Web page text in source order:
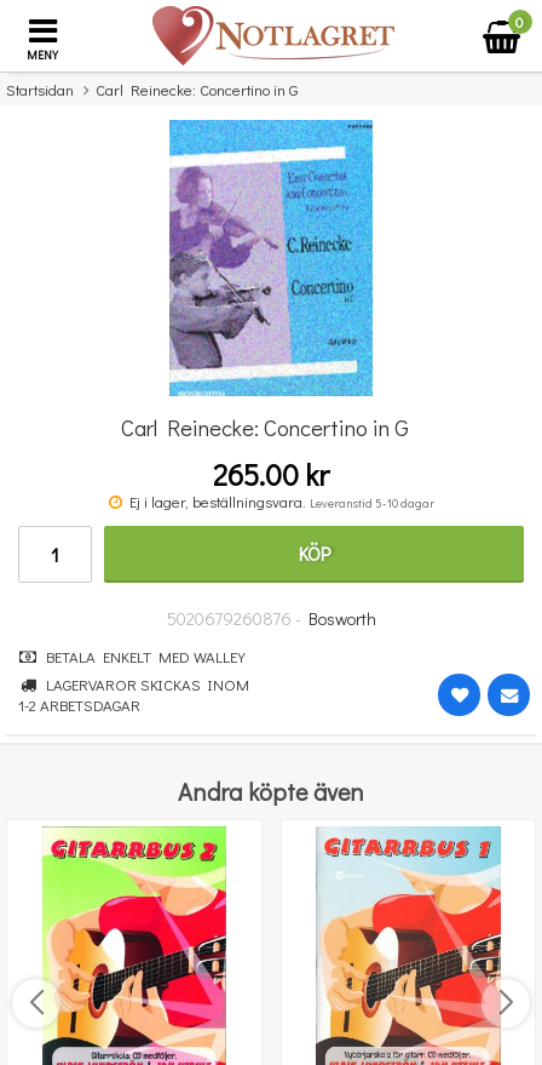
MENY
0
Startsidan Carl Reinecke: Concertino in G
Missa inte detta...
Povel vid pianot
Carl Reinecke: Concertino in G
265.00 kr
Ej i lager, beställningsvara. Leveranstid 5-10 dagar
KÖP
5020679260876 - Bosworth
BETALA ENKELT MED WALLEY
LAGERVAROR SKICKAS INOM
1-2 ARBETSDAGAR
Andra köpte även